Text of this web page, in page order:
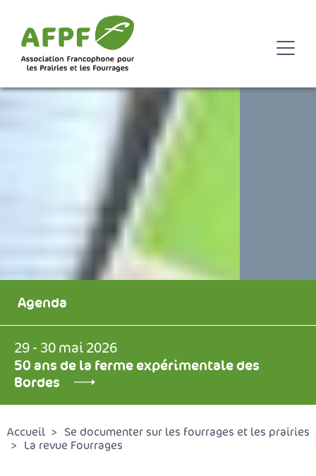
Agenda
29 - 30 mai 2026
50 ans de la ferme expérimentale des
Bordes
Accueil
Se documenter sur les fourrages et les prairies
La revue Fourrages